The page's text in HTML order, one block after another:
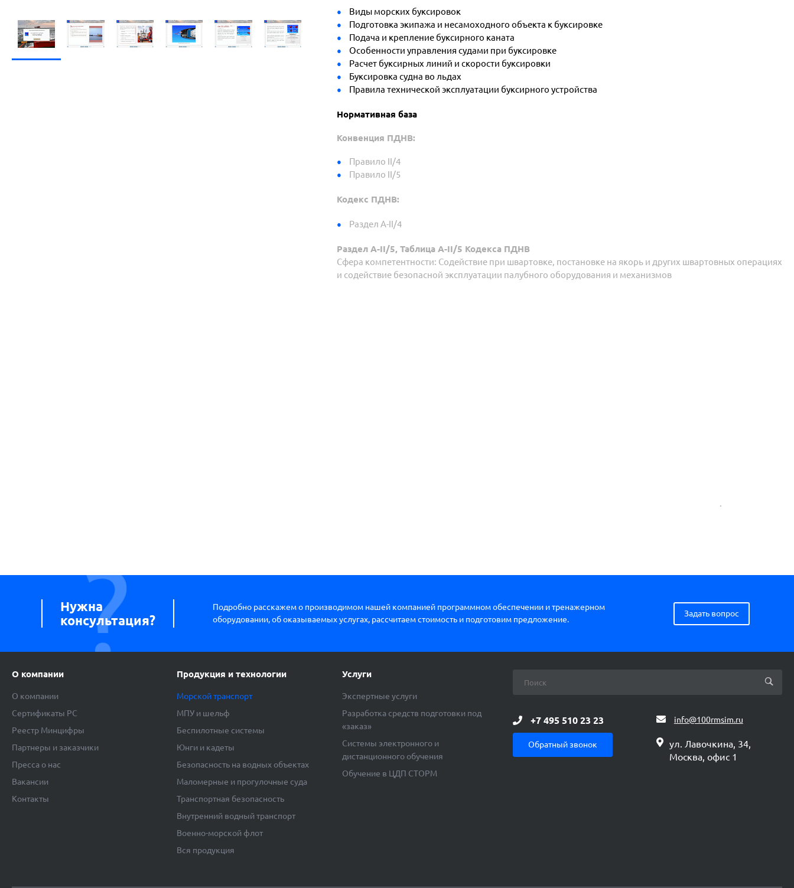
Виды морских буксировок
Подготовка экипажа и несамоходного объекта к буксировке
Подача и крепление буксирного каната
Особенности управления судами при буксировке
Расчет буксирных линий и скорости буксировки
Буксировка судна во льдах
Правила технической эксплуатации буксирного устройства
Нормативная база
Конвенция ПДНВ:
Правило II/4
Правило II/5
Кодекс ПДНВ:
Раздел A-II/4
Раздел A-II/5, Таблица A-II/5 Кодекса ПДНВ
Сфера компетентности: Содействие при швартовке, постановке на якорь и других швартовных операциях
и содействие безопасной эксплуатации палубного оборудования и механизмов
.
Нужна
консультация?
Подробно расскажем о производимом нашей компанией программном обеспечении и тренажерном
оборудовании, об оказываемых услугах, рассчитаем стоимость и подготовим предложение.
Задать вопрос
О компании
О компании
Сертификаты РС
Реестр Минцифры
Партнеры и заказчики
Пресса о нас
Вакансии
Контакты
Продукция и технологии
Морской транспорт
МПУ и шельф
Беспилотные системы
Юнги и кадеты
Безопасность на водных объектах
Маломерные и прогулочные суда
Транспортная безопасность
Внутренний водный транспорт
Военно-морской флот
Вся продукция
Услуги
Экспертные услуги
Разработка средств подготовки под
«заказ»
Системы электронного и
дистанционного обучения
Обучение в ЦДП СТОРМ
+7 495 510 23 23
Обратный звонок
info@100rmsim.ru
ул. Лавочкина, 34,
Москва, офис 1